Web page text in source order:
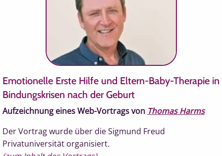
Emotionelle Erste Hilfe und Eltern-Baby-Therapie in
Bindungskrisen nach der Geburt
Aufzeichnung eines Web-Vortrags von Thomas Harms
Der Vortrag wurde über die Sigmund Freud
Privatuniversität organisiert.